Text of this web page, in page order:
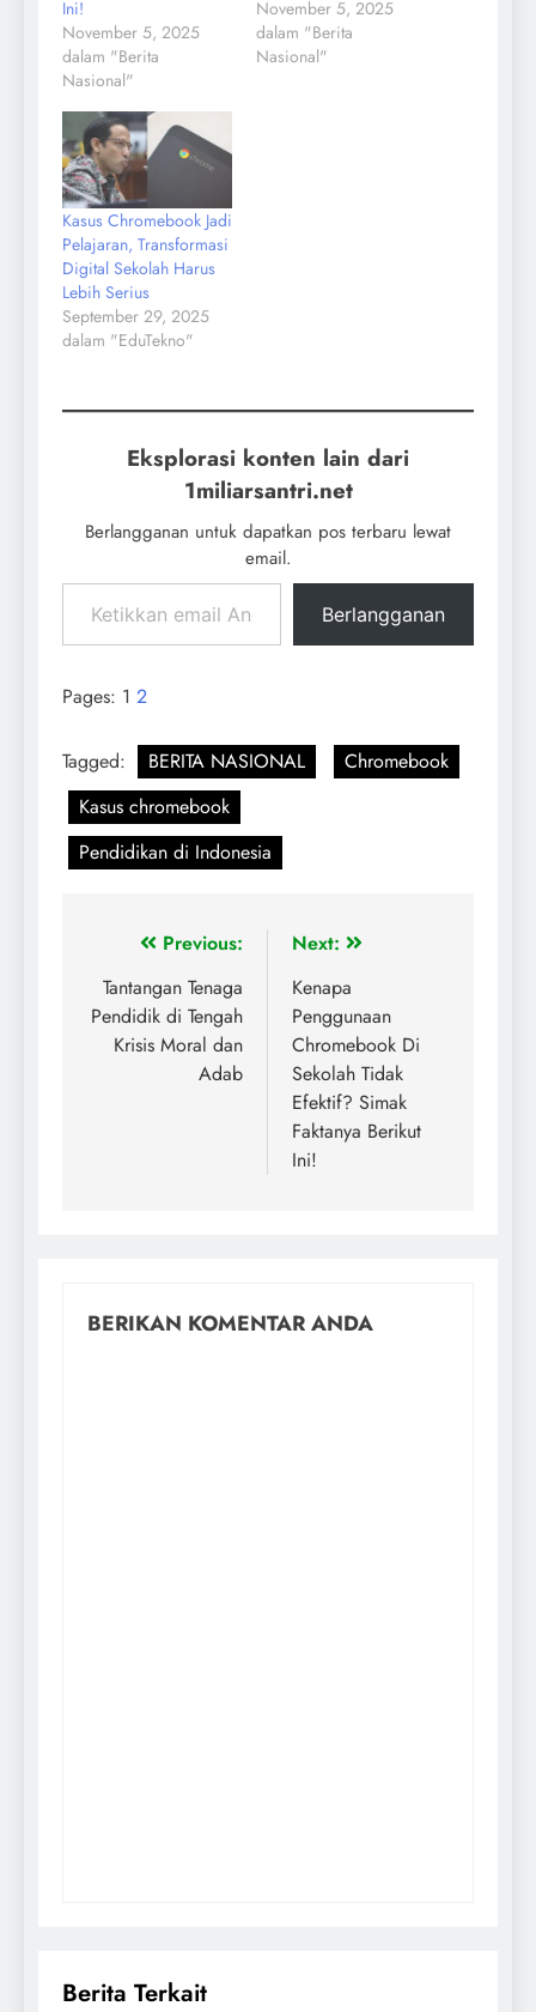
Ini!
November 5, 2025
dalam "Berita
Nasional"
November 5, 2025
dalam "Berita
Nasional"
Kasus Chromebook Jadi
Pelajaran, Transformasi
Digital Sekolah Harus
Lebih Serius
September 29, 2025
dalam "EduTekno"
Eksplorasi konten lain dari
1miliarsantri.net
Berlangganan untuk dapatkan pos terbaru lewat
email.
Berlangganan
Pages: 1 2
Tagged: BERITA NASIONAL
Chromebook
Kasus chromebook
Pendidikan di Indonesia
Previous:
Tantangan Tenaga
Pendidik di Tengah
Krisis Moral dan
Adab
Next:
Kenapa
Penggunaan
Chromebook Di
Sekolah Tidak
Efektif? Simak
Faktanya Berikut
Ini!
BERIKAN KOMENTAR ANDA
Berita Terkait